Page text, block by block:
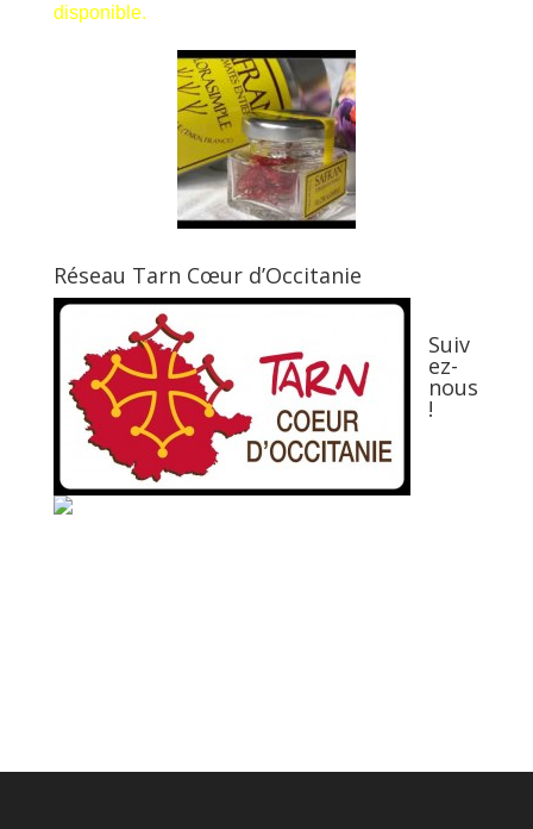
disponible.
Réseau Tarn Cœur d’Occitanie
Suiv
ez-
nous
!